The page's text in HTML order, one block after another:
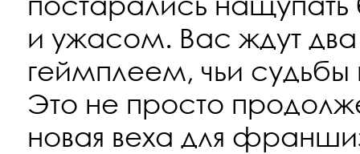
и ужасом. Вас ждут
геймплеем, чьи
Это не просто
новая веха для